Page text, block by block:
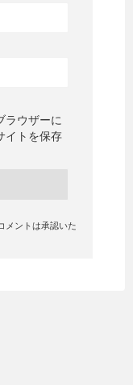
ラウザーに
イトを保存
ントは承認いた